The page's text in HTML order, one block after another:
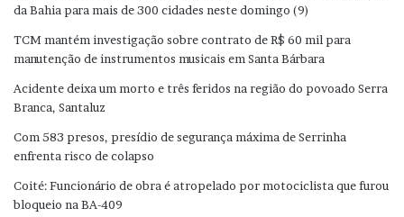
da Bahia para mais de 300 cidades neste domingo (9)
TCM mantém investigação sobre contrato de R$ 60 mil para
manutenção de instrumentos musicais em Santa Bárbara
Acidente deixa um morto e três feridos na região do povoado Serra
Branca, Santaluz
Com 583 presos, presídio de segurança máxima de Serrinha
enfrenta risco de colapso
Coité: Funcionário de obra é atropelado por motociclista que furou
bloqueio na BA-409